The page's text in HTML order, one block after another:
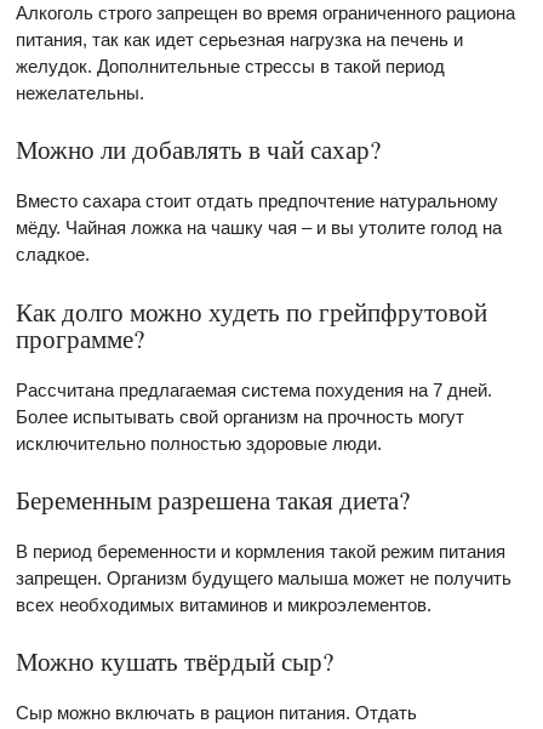
Алкоголь строго запрещен во время ограниченного рациона
питания, так как идет серьезная нагрузка на печень и
желудок. Дополнительные стрессы в такой период
нежелательны.
Можно ли добавлять в чай сахар?
Вместо сахара стоит отдать предпочтение натуральному
мёду. Чайная ложка на чашку чая – и вы утолите голод на
сладкое.
Как долго можно худеть по грейпфрутовой
программе?
Рассчитана предлагаемая система похудения на 7 дней.
Более испытывать свой организм на прочность могут
исключительно полностью здоровые люди.
Беременным разрешена такая диета?
В период беременности и кормления такой режим питания
запрещен. Организм будущего малыша может не получить
всех необходимых витаминов и микроэлементов.
Можно кушать твёрдый сыр?
Сыр можно включать в рацион питания. Отдать